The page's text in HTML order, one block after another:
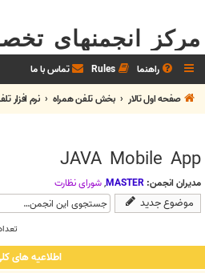
مرکز انجمنهای
راهنما Rules تماس با ما
صفحه اول تالار
بخش تلفن همراه نرم افزار
JAVA Mobile App
مدیران انجمن: MASTER
,شوراي نظارت
موضوع جدید
اطلاعیه های